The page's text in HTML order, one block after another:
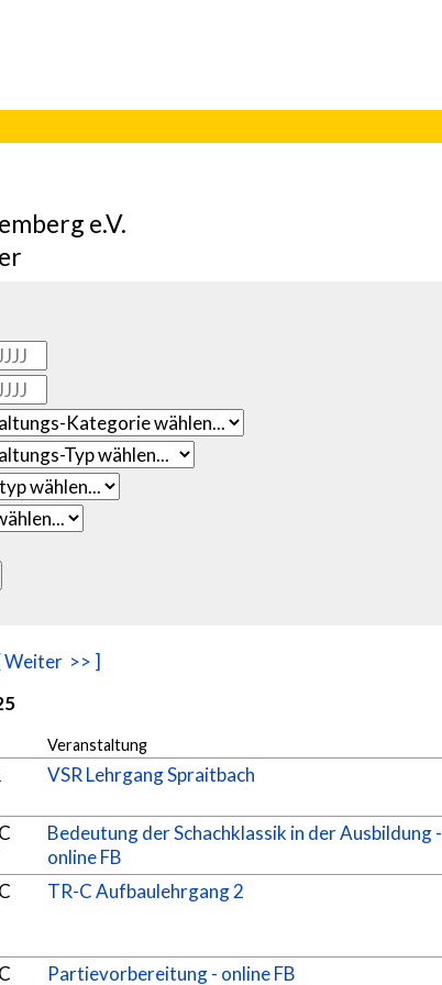
e.V.
Weiter >> ]
Veranstaltung
VSR Lehrgang Spraitbach
Bedeutung der Schachklassik in der Ausbildung -
online FB
TR-C Aufbaulehrgang 2
Partievorbereitung - online FB